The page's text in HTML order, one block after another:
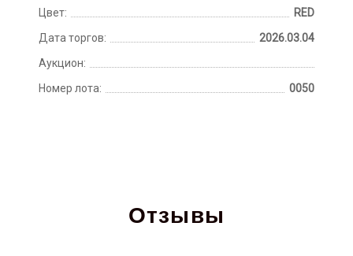
Цвет:
RED
Дата торгов:
2026.03.04
Аукцион:
Номер лота:
0050
Отзывы